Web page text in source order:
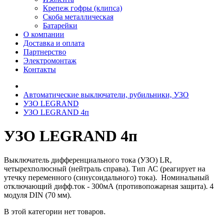
Крепеж гофры (клипса)
Скоба металлическая
Батарейки
О компании
Доставка и оплата
Партнерство
Электромонтаж
Контакты
Автоматические выключатели, рубильники, УЗО
УЗО LEGRAND
УЗО LEGRAND 4п
УЗО LEGRAND 4п
Выключатель дифференциального тока (УЗО) LR,
четырехполюсный (нейтраль справа). Тип АС (реагирует на
утечку переменного (синусоидального) тока). Номинальный
отключающий дифф.ток - 300мА (противопожарная защита). 4
модуля DIN (70 мм).
В этой категории нет товаров.